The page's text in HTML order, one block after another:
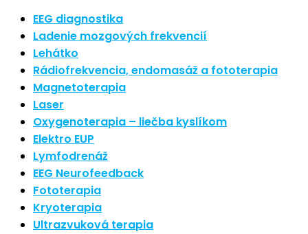
EEG diagnostika
Ladenie mozgových frekvencií
Lehátko
Rádiofrekvencia, endomasáž a fototerapia
Magnetoterapia
Laser
Oxygenoterapia – liečba kyslíkom
Elektro EUP
Lymfodrenáž
EEG Neurofeedback
Fototerapia
Kryoterapia
Ultrazvuková terapia
Nové polarizované svetlo
So psoriázou netreba žiť
Rozšírenie služieb
Hudba a vývoj mozgu
Najnovšie komentáre
Žiadne komentáre na zobrazenie.
Archív
september 2021
apríl 2021
august 2020